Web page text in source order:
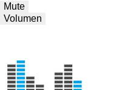
Mute
Volumen